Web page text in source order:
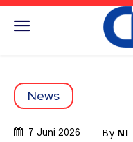
News
7 Juni 2026 By NI